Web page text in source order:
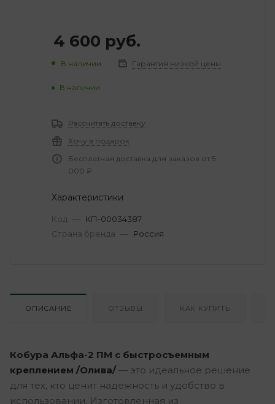
4 600 руб.
В наличии Гарантия низкой цены
В наличии
Рассчитать доставку
Хочу в подарок
Бесплатная доставка для заказов от 5
000 ₽
Характеристики
Код — КП-00034387
Страна бренда — Россия
ОПИСАНИЕ ОТЗЫВЫ КАК КУПИТЬ
Кобура Альфа-2 ПМ с быстросъемным
креплением /Олива/ — это идеальное решение
для тех, кто ценит надежность и удобство в
использовании. Изготовленная из